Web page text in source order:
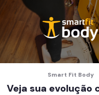
Smart Fit Body
Veja sua evolução